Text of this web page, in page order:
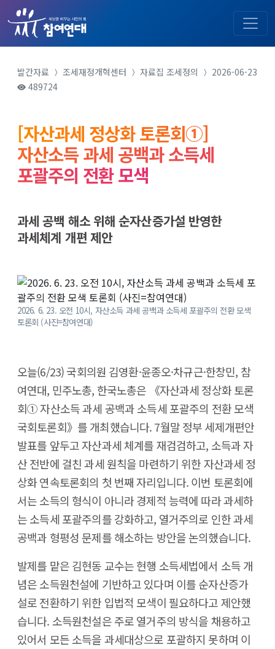
발간자료 조세재정개혁센터 자료집 조세정의
2026-06-23
489724
[자산과세 정상화 토론회①]
자산소득 과세 공백과 소득세
포괄주의 전환 모색
과세 공백 해소 위해 순자산증가설 반영한
과세체계 개편 제안
2026. 6. 23. 오전 10시, 자산소득 과세 공백과 소득세 포괄주의 전환 모색
토론회 (사진=참여연대)
오늘(6/23) 국회의원 김영환·윤종오·차규근·한창민, 참
여연대, 민주노총, 한국노총은 《자산과세 정상화 토론
회① 자산소득 과세 공백과 소득세 포괄주의 전환 모색
국회토론회》를 개최했습니다. 7월말 정부 세제개편안
발표를 앞두고 자산과세 체계를 재검검하고, 소득과 자
산 전반에 걸친 과세 원칙을 마련하기 위한 자산과세 정
상화 연속토론회의 첫 번째 자리입니다. 이번 토론회에
서는 소득의 형식이 아니라 경제적 능력에 따라 과세하
는 소득세 포괄주의를 강화하고, 열거주의로 인한 과세
공백과 형평성 문제를 해소하는 방안을 논의했습니다.
발제를 맡은 김현동 교수는 현행 소득세법에서 소득 개
념은 소득원천설에 기반하고 있다며 이를 순자산증가
설로 전환하기 위한 입법적 모색이 필요하다고 제안했
습니다. 소득원천설은 주로 열거주의 방식을 채용하고
있어서 모든 소득을 과세대상으로 포괄하지 못하며 이